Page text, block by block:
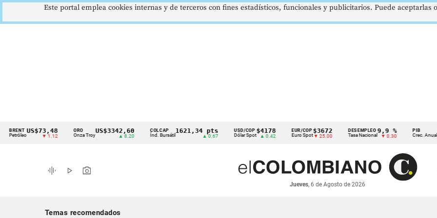
Cintillo
indicadores
económicos
US$73,48
▼ 1.12
ORO
Onza Troy
US$3342,60 COLCAP
Índ. Bursátil
1621,34 pts USD/COP
Dólar Spot
$4178
▲ 0.42
EUR/COP
Euro Spot
$3672
▼ 25.00
DESEMPLEO
Tasa Nacional
9,9 %
▼ 0.30
PIB
Crec. Anual
2,8 %
▲ 0.10
graphic_eq play_arrow photo_camera
Jueves, 6 de Agosto de 2026
Temas recomendados
Este portal emplea cookies internas y de terceros con fines estadísticos, funcionales y publicitarios. Puede aceptarlas